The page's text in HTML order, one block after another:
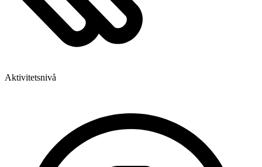
Aktivitetsnivå